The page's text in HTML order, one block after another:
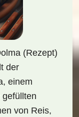
(Rezept)
der
einem
von Reis,